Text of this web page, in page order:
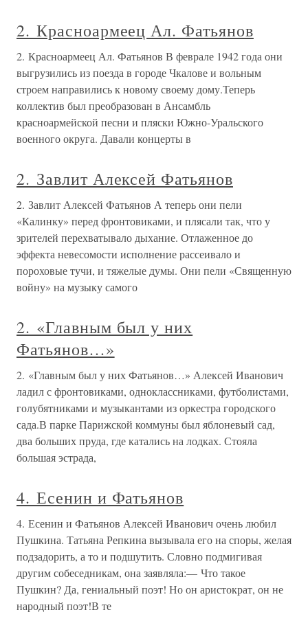
2. Красноармеец Ал. Фатьянов
2. Красноармеец Ал. Фатьянов В феврале 1942 года они
выгрузились из поезда в городе Чкалове и вольным
строем направились к новому своему дому.Теперь
коллектив был преобразован в Ансамбль
красноармейской песни и пляски Южно-Уральского
военного округа. Давали концерты в
2. Завлит Алексей Фатьянов
2. Завлит Алексей Фатьянов А теперь они пели
«Калинку» перед фронтовиками, и плясали так, что у
зрителей перехватывало дыхание. Отлаженное до
эффекта невесомости исполнение рассеивало и
пороховые тучи, и тяжелые думы. Они пели «Священную
войну» на музыку самого
2. «Главным был у них
Фатьянов…»
2. «Главным был у них Фатьянов…» Алексей Иванович
ладил с фронтовиками, одноклассниками, футболистами,
голубятниками и музыкантами из оркестра городского
сада.В парке Парижской коммуны был яблоневый сад,
два больших пруда, где катались на лодках. Стояла
большая эстрада,
4. Есенин и Фатьянов
4. Есенин и Фатьянов Алексей Иванович очень любил
Пушкина. Татьяна Репкина вызывала его на споры, желая
подзадорить, а то и подшутить. Словно подмигивая
другим собеседникам, она заявляла:— Что такое
Пушкин? Да, гениальный поэт! Но он аристократ, он не
народный поэт!В те